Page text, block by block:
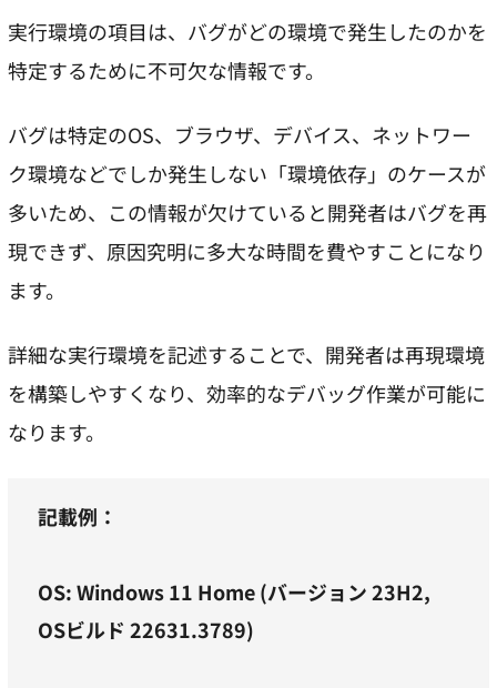
実行環境の項目は、バグがどの環境で発生したのかを
特定するために不可欠な情報です。
バグは特定のOS、ブラウザ、デバイス、ネットワー
ク環境などでしか発生しない「環境依存」のケースが
多いため、この情報が欠けていると開発者はバグを再
現できず、原因究明に多大な時間を費やすことになり
ます。
詳細な実行環境を記述することで、開発者は再現環境
を構築しやすくなり、効率的なデバッグ作業が可能に
なります。
記載例：
OS: Windows 11 Home (バージョン 23H2,
OSビルド 22631.3789)